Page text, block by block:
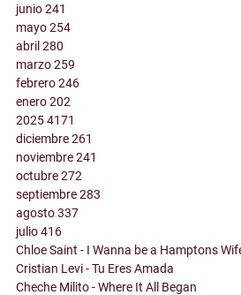
junio241
mayo254
abril280
marzo259
febrero246
enero202
20254171
diciembre261
noviembre241
octubre272
septiembre283
agosto337
julio416
Chloe Saint - I Wanna be a Hamptons
Cristian Levi - Tu Eres Amada
Cheche Milito - Where It All Began